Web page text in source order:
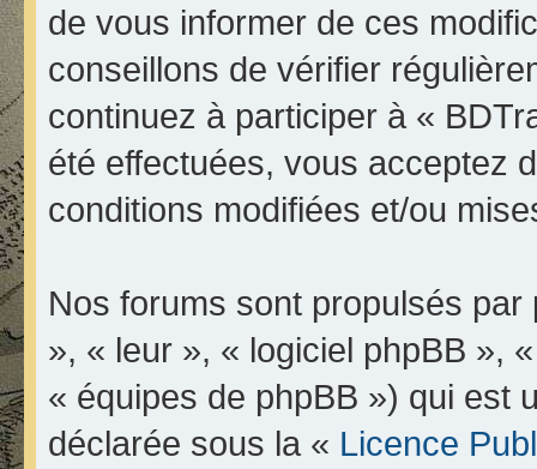
de vous informer de ces
conseillons de vérifier
continuez à participer à «
été effectuées, vous acceptez
conditions modifiées et/ou
Nos forums sont propulsés
», « leur », « logiciel phpBB »,
« équipes de phpBB ») qui est
déclarée sous la « Licence